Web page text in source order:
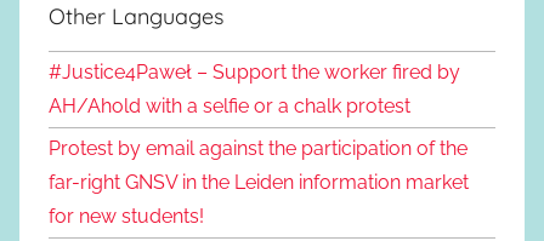
Other Languages
#Justice4Paweł – Support the worker fired by
AH/Ahold with a selfie or a chalk protest
Protest by email against the participation of the
far-right GNSV in the Leiden information market
for new students!